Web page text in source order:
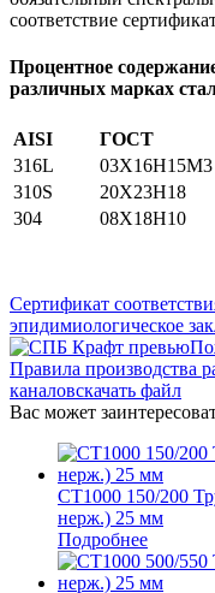
соответствие
Процентное
различных марках
AISI ГОСТ
316L
03X16H15M3
310S
20Х23Н18
304
08Х18Н10
Сертификат
эпидимиологическое
Правила производства
каналовскачать файл
Вас может
СТ1000 150/200
нерж.) 25 мм
Подробнее